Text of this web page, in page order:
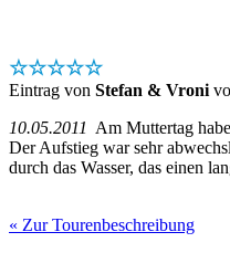
☆☆☆☆☆
Eintrag von Stefan & Vroni
10.05.2011 Am Muttertag
Der Aufstieg war sehr
durch das Wasser, das einen
« Zur Tourenbeschreibung